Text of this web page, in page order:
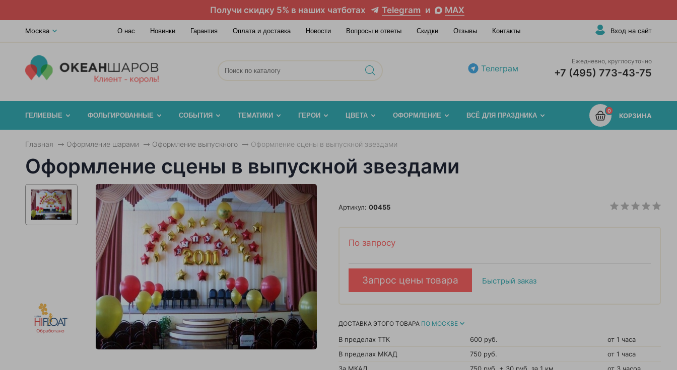
Получи скидку 5% в наших чатботах Telegram и MAX
Москва О нас Новинки Гарантия Оплата и доставка Новости Вопросы и ответы Скидки Отзывы Контакты Вход на сайт
Телеграм
Ежедневно, круглосуточно
+7 (495) 773-43-75
0
КОРЗИНА
ГЕЛИЕВЫЕ ФОЛЬГИРОВАННЫЕ СОБЫТИЯ ТЕМАТИКИ ГЕРОИ ЦВЕТА ОФОРМЛЕНИЕ ВСЁ ДЛЯ ПРАЗДНИКА
Главная Оформление шарами Оформление выпускного Оформление сцены в выпускной звездами
Оформление сцены в выпускной звездами
Артикул: 00455
По запросу
Запрос цены товара Быстрый заказ
ДОСТАВКА ЭТОГО ТОВАРА ПО МОСКВЕ
В пределах ТТК 600 руб.
от 1 часа
В пределах МКАД
750 руб.
от 1 часа